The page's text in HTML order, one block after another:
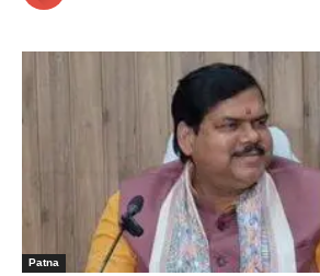
Patna